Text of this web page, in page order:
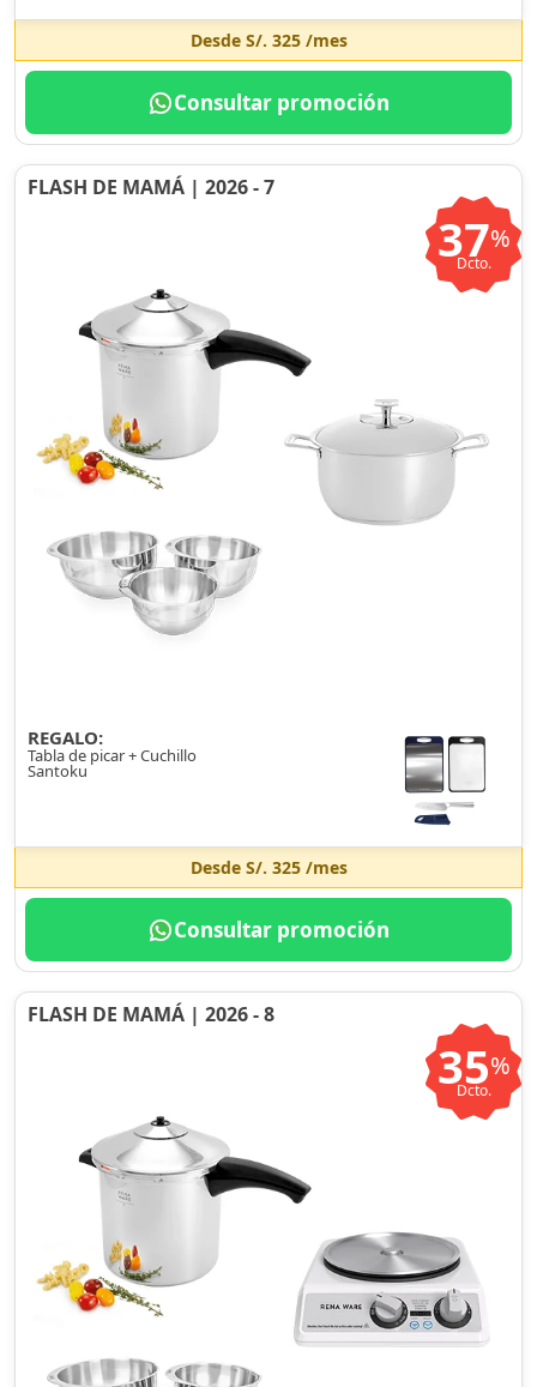
Desde S/. 325/mes
Consultar promoción
FLASH DE MAMÁ | 2026 - 7
37%
Dcto.
REGALO:
Tabla de picar + Cuchillo
Santoku
Desde S/. 325/mes
Consultar promoción
FLASH DE MAMÁ | 2026 - 8
35%
Dcto.